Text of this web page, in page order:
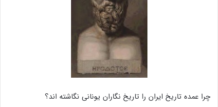
چرا عمده تاریخ ایران را تاریخ نگاران یونانی نگاشته اند؟